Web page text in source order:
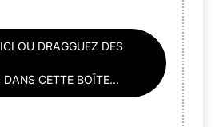
OU DRAGGUEZ DES
DANS CETTE BOÎTE...